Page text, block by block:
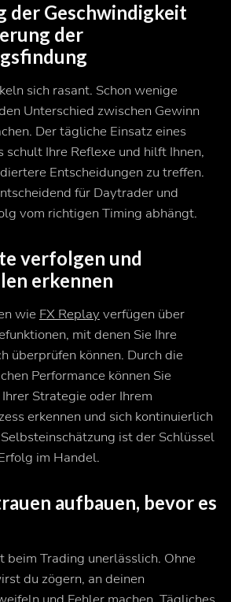
der Geschwindigkeit
der
sich rasant. Schon wenige
Unterschied zwischen Gewinn
Der tägliche Einsatz eines
Ihre Reflexe und hilft Ihnen,
Entscheidungen zu treffen.
für Daytrader und
vom richtigen Timing abhängt.
verfolgen und
erkennen
wie FX Replay verfügen über
mit denen Sie Ihre
überprüfen können. Durch die
Performance können Sie
Strategie oder Ihrem
erkennen und sich kontinuierlich
ist der Schlüssel
im Handel.
aufbauen, bevor es
beim Trading unerlässlich. Ohne
du zögern, an deinen